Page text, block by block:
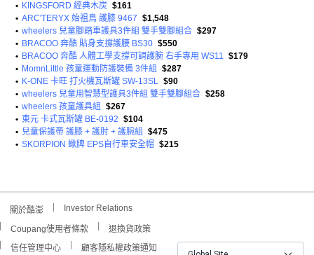
• KINGSFORD 經典木炭 $161
• ARC'TERYX 始祖鳥 護膝 9467 $1,548
• wheelers 兒童腳踏車護具3件組 雙手雙腳組合 $297
• BRACOO 奔酷 貼身支撐護腰 BS30 $550
• BRACOO 奔酷 人體工學支撐可調護腕 右手專用 WS11 $179
• MomnLittle 孩童運動防護裝備 3件組
$287
• K-ONE 卡旺 打火機瓦斯罐 SW-13SL $90
• wheelers 兒童用智慧型護具3件組 雙手雙腳組合 $258
• wheelers 孩童護具組
$267
• 東元 卡式瓦斯罐 BE-0192 $104
• 兒童保護帶 護膝 + 護肘 + 護腕組
$475
• SKORPION 蠍牌 EPS自行車安全帽 $215
關於酷澎 Investor Relations
Coupang使用者條款
退換貨政策
信任管理中心
顧客隱私權政策通知